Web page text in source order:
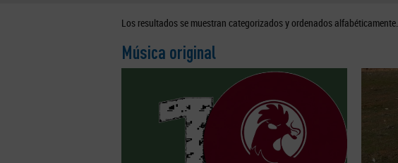
Los resultados se muestran categorizados y ordenados alfabéticamente.
Música original